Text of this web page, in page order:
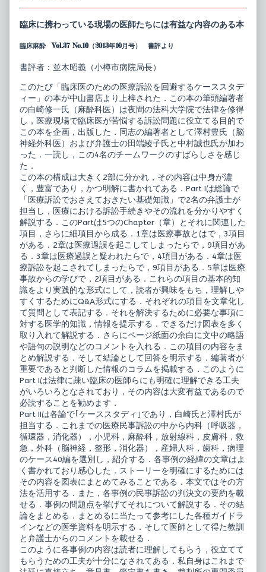
臨床に携わっている現場の医師たちには有益な内容のある本
臨床麻酔 Vol.37 No.10（2013年10月号） 書評より
書評者：並木昭義（小樽市病院局長）
このたび「臨床医のための医療訴訟を回避するケーススタデ
ィー」の本が中山書店より上梓された．この本の筆頭編著者
の白崎修一氏（麻酔科医）は夜間の法科大学院で法律を修得
し，医療現場で臨床医が苦悩する訴訟問題に役立てる目的で
この本を企画，出版した．同志の編著者として澤村豊氏（脳
神経外科医）および弁護士の田端綾子氏と中村誠也氏が加わ
った．一読し，この4名のチームワークのすばらしさを感じ
た．
この本の構成は大きく2部に分かれ，その内容は中身が濃
く，豊富であり，かつ明解に書かれてある．Part Iは総論で
「医療訴訟でおさえておきたい基礎知識」で2名の弁護士が
担当し，医療における訴訟手続きやその流れを分かりやすく
解説する．このPartは5つのChapter（章）とそれに関連した
項目，さらに細項目から成る．1章は医療事故とはで，3項目
がある．2章は医療過誤を起こしてしまったらで，9項目があ
る．3章は医療過誤と疑われたらで，4項目がある．4章は医
療訴訟を起こされてしまったらで，9項目がある．5章は医療
事故からの学びで，2項目がある．これらの項目の基本的知
識をより実践的な形式にして，読者が興味をもち，理解しや
すくするためにQ&A形式にする．それぞれの項目を文章化し
て質問として表記する．それを解決するために必要な事項に
対する医学的知識，情報を提示する．できるだけ図表を多く
取り入れて解説する．さらにページ紙面の余白に文中の略語
や語句の説明などのコメントを入れる．この項目の内容をま
とめ解説する．そして結論として回答を明示する．編著者が
重要であると判断した情報のコラムを掲載する．このように
Part Iは法律に疎い臨床の医師らにも明確に理解できる工夫
がいろいろとなされており，その内容は大変有益であるので
必読することを勧めます．
Part IIは各論で｢ケーススタディ｣であり，白崎氏と澤村氏が
担当する．これまでの医療民事訴訟の中から内科（呼吸器，
循環器，消化器），小児科，麻酔科，放射線科，皮膚科，救
急，外科（脳神経，整形，消化器），産婦人科，歯科，病理
のケース40編を選別し，紹介する．各事例の経緯の文章はよ
く書かれており感心した．ストーリーを明確にするためには
その内容を図表にまとめてみることである．本文ではその方
法を活用する．また，各事例の民事訴訟の判決文の要約を載
せる．事例の問題点を挙げてそれについて解説する．その結
論をまとめる．まとめるに当たって参考にした各種ガイドラ
インなどの医学資料を明示する．そして医師として得た教訓
と弁護士からのコメントを載せる．
このように各事例の内容は読者に理解してもらう，役立てて
もらうための工夫が十分になされてある．私自身はこれまで